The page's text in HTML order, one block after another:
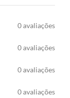
0 avaliações
0 avaliações
0 avaliações
0 avaliações